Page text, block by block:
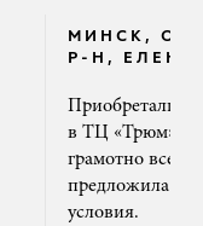
МИНСК,
Р-Н, ЕЛЕНА
Приобретали
в ТЦ «Трюм».
грамотно все
предложила
условия.